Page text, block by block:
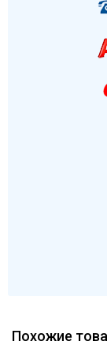
Похожие